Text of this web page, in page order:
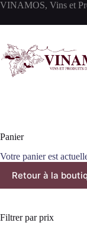
Passer
contenu
VINAMOS, Vins et
Panier
Votre panier est
Retour à la
Filtrer par prix